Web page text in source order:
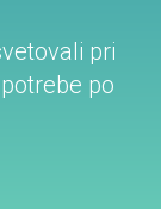
pri
po